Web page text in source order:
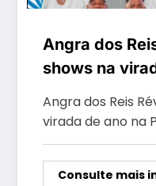
Angra dos
shows na
do Anil,
Vila Histórica
Frade,
Abraão
Angra dos Reis
virada de ano na
Consulte mais